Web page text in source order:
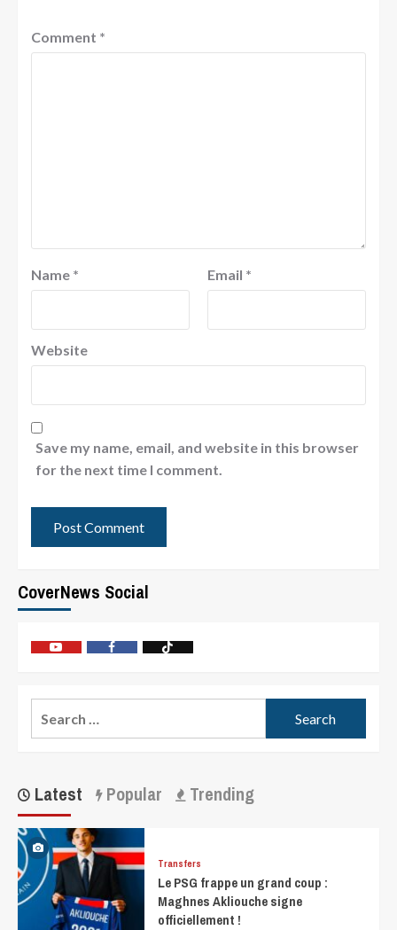
Comment *
Name * Email *
Website
Save my name, email, and website in this browser
for the next time I comment.
CoverNews Social
Latest Popular Trending
Transfers
Le PSG frappe un grand coup :
Maghnes Akliouche signe
officiellement !